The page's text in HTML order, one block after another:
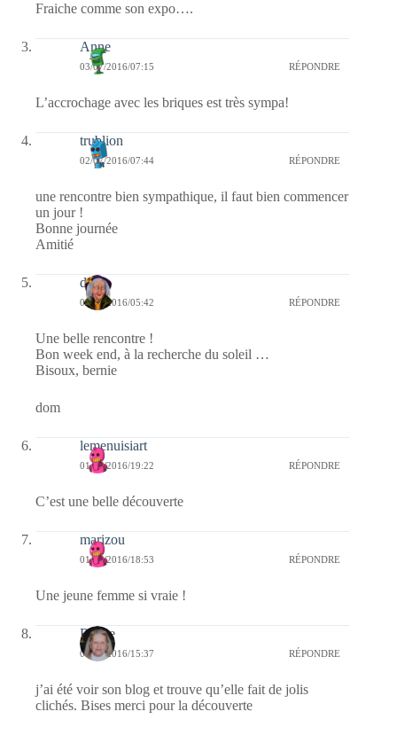
Fraiche comme son expo….
Anne
03/07/2016/07:15 RÉPONDRE
L’accrochage avec les briques est très sympa!
trublion
02/07/2016/07:44 RÉPONDRE
une rencontre bien sympathique, il faut bien commencer
un jour !
Bonne journée
Amitié
dom
02/07/2016/05:42 RÉPONDRE
Une belle rencontre !
Bon week end, à la recherche du soleil …
Bisoux, bernie
dom
lemenuisiart
01/07/2016/19:22 RÉPONDRE
C’est une belle découverte
marizou
01/07/2016/18:53 RÉPONDRE
Une jeune femme si vraie !
Renee
01/07/2016/15:37 RÉPONDRE
j’ai été voir son blog et trouve qu’elle fait de jolis
clichés. Bises merci pour la découverte